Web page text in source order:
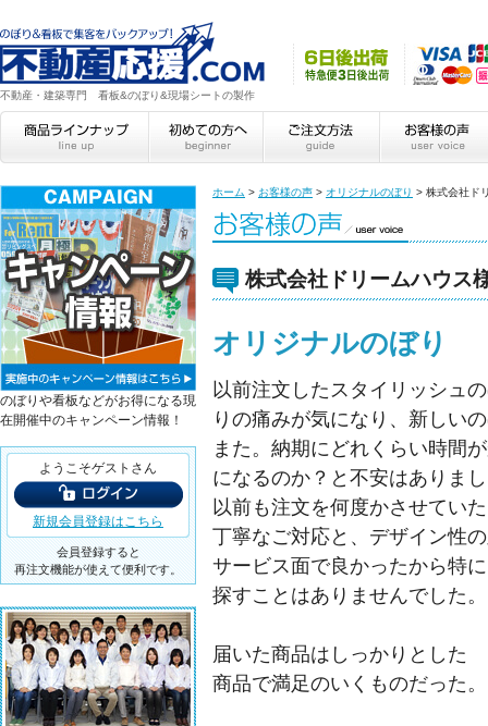
不動産・建築専門 看板&のぼり&現場シートの製作
ホーム > お客様の声 > オリジナルのぼり > 株式会社ド
株式会社ドリームハウ
オリジナルのぼり
以前注文したスタイリッシュ
りの痛みが気になり、新しい
また。納期にどれくらい時間
になるのか？と不安はありま
以前も注文を何度かさせてい
丁寧なご対応と、デザイン性
サービス面で良かったから特
探すことはありませんでした。
届いた商品はしっかりとした
商品で満足のいくものだった。
のぼりや看板などがお得になる現
在開催中のキャンペーン情報！
ようこそゲストさん
新規会員登録はこちら
会員登録すると
再注文機能が使えて便利です。